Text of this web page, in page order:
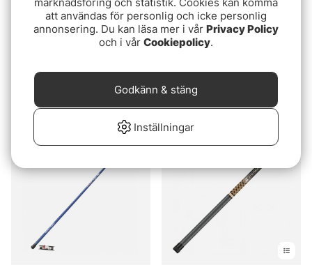
Clipper 400cm Rosa
metspö och komplett
metrev
109 kr
Daisho 540cm 10sec
Compact Mix Carbon
229 kr
att användas för personlig och icke personlig
annonsering. Du kan läsa mer i vår Privacy Policy
och i vår Cookiepolicy.
Inställningar
Godkänn & stäng